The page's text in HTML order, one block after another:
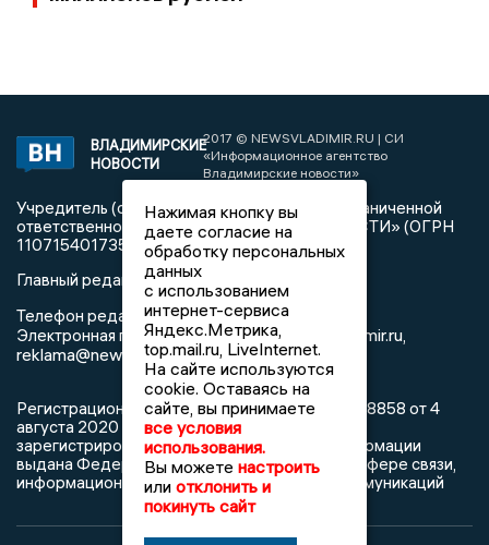
ВЛАДИМИРСКИЕ
НОВОСТИ
2017 © NEWSVLADIMIR.RU | СИ
«Информационное агентство
Владимирские новости»
Учредитель (соучредители): Общество с ограниченной
ответственностью «РЕГИОНАЛЬНЫЕ НОВОСТИ» (ОГРН
1107154017354)
Главный редактор: Мазов С. А.
Телефон редакции:8 (4922) 666916
Электронная почта редакции:info@newsvladimir.ru,
reklama@newsvladimir.ru
Регистрационный номер: серия Эл № ФС77-78858 от 4
августа 2020 г. согласно выписке из реестра
зарегистрированных средств массовой информации
выдана Федеральной службой по надзору в сфере связи,
информационных технологий и массовых коммуникаций
Нажимая кнопку вы
даете согласие на
обработку персональных
данных
с использованием
интернет-сервиса
Яндекс.Метрика,
top.mail.ru, LiveInternet.
На сайте используются
cookie. Оставаясь на
сайте, вы принимаете
все условия
использования.
Вы можете настроить
или отклонить и
покинуть сайт